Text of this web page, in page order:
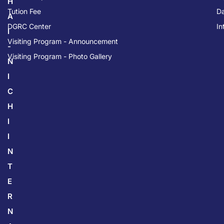
A
I
-
N
I
C
H
I
I
N
T
E
R
N
Tution Fee
DGRC Center
Visiting Program - Announcement
Visiting Program - Photo Gallery